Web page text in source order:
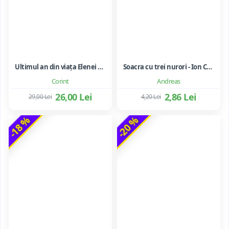
Corint
Ultimul an din viața Elenei Ceaușescu - LAVINIA BETEA
26,00 Lei
29,00 Lei
Andreas
Soacra cu trei nurori - Ion Creanga
2,86 Lei
4,20 Lei
-18 % -20 %